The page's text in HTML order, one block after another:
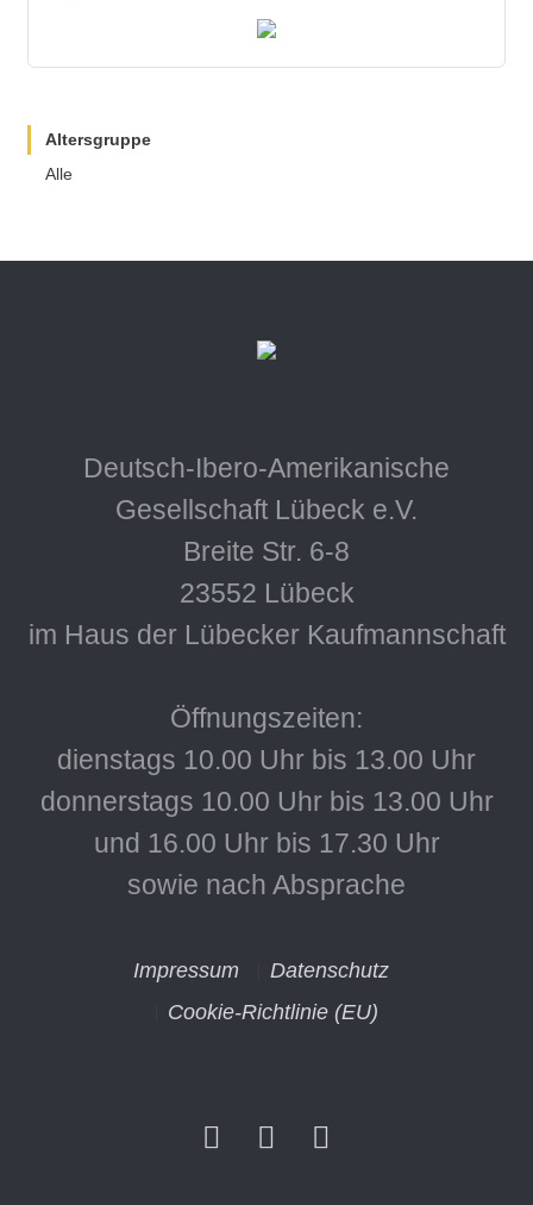
Altersgruppe
Alle
Deutsch-Ibero-Amerikanische
Gesellschaft Lübeck e.V.
Breite Str. 6-8
23552 Lübeck
im Haus der Lübecker Kaufmannschaft
Öffnungszeiten:
dienstags 10.00 Uhr bis 13.00 Uhr
donnerstags 10.00 Uhr bis 13.00 Uhr
und 16.00 Uhr bis 17.30 Uhr
sowie nach Absprache
Impressum
Datenschutz
Cookie-Richtlinie (EU)